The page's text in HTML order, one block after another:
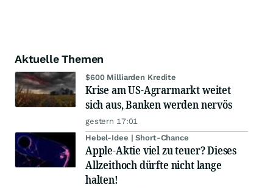
Aktuelle Themen
$600 Milliarden Kredite
Krise am US-Agrarmarkt weitet
sich aus, Banken werden nervös
gestern 17:01
Hebel-Idee | Short-Chance
Apple-Aktie viel zu teuer? Dieses
Allzeithoch dürfte nicht lange
halten!